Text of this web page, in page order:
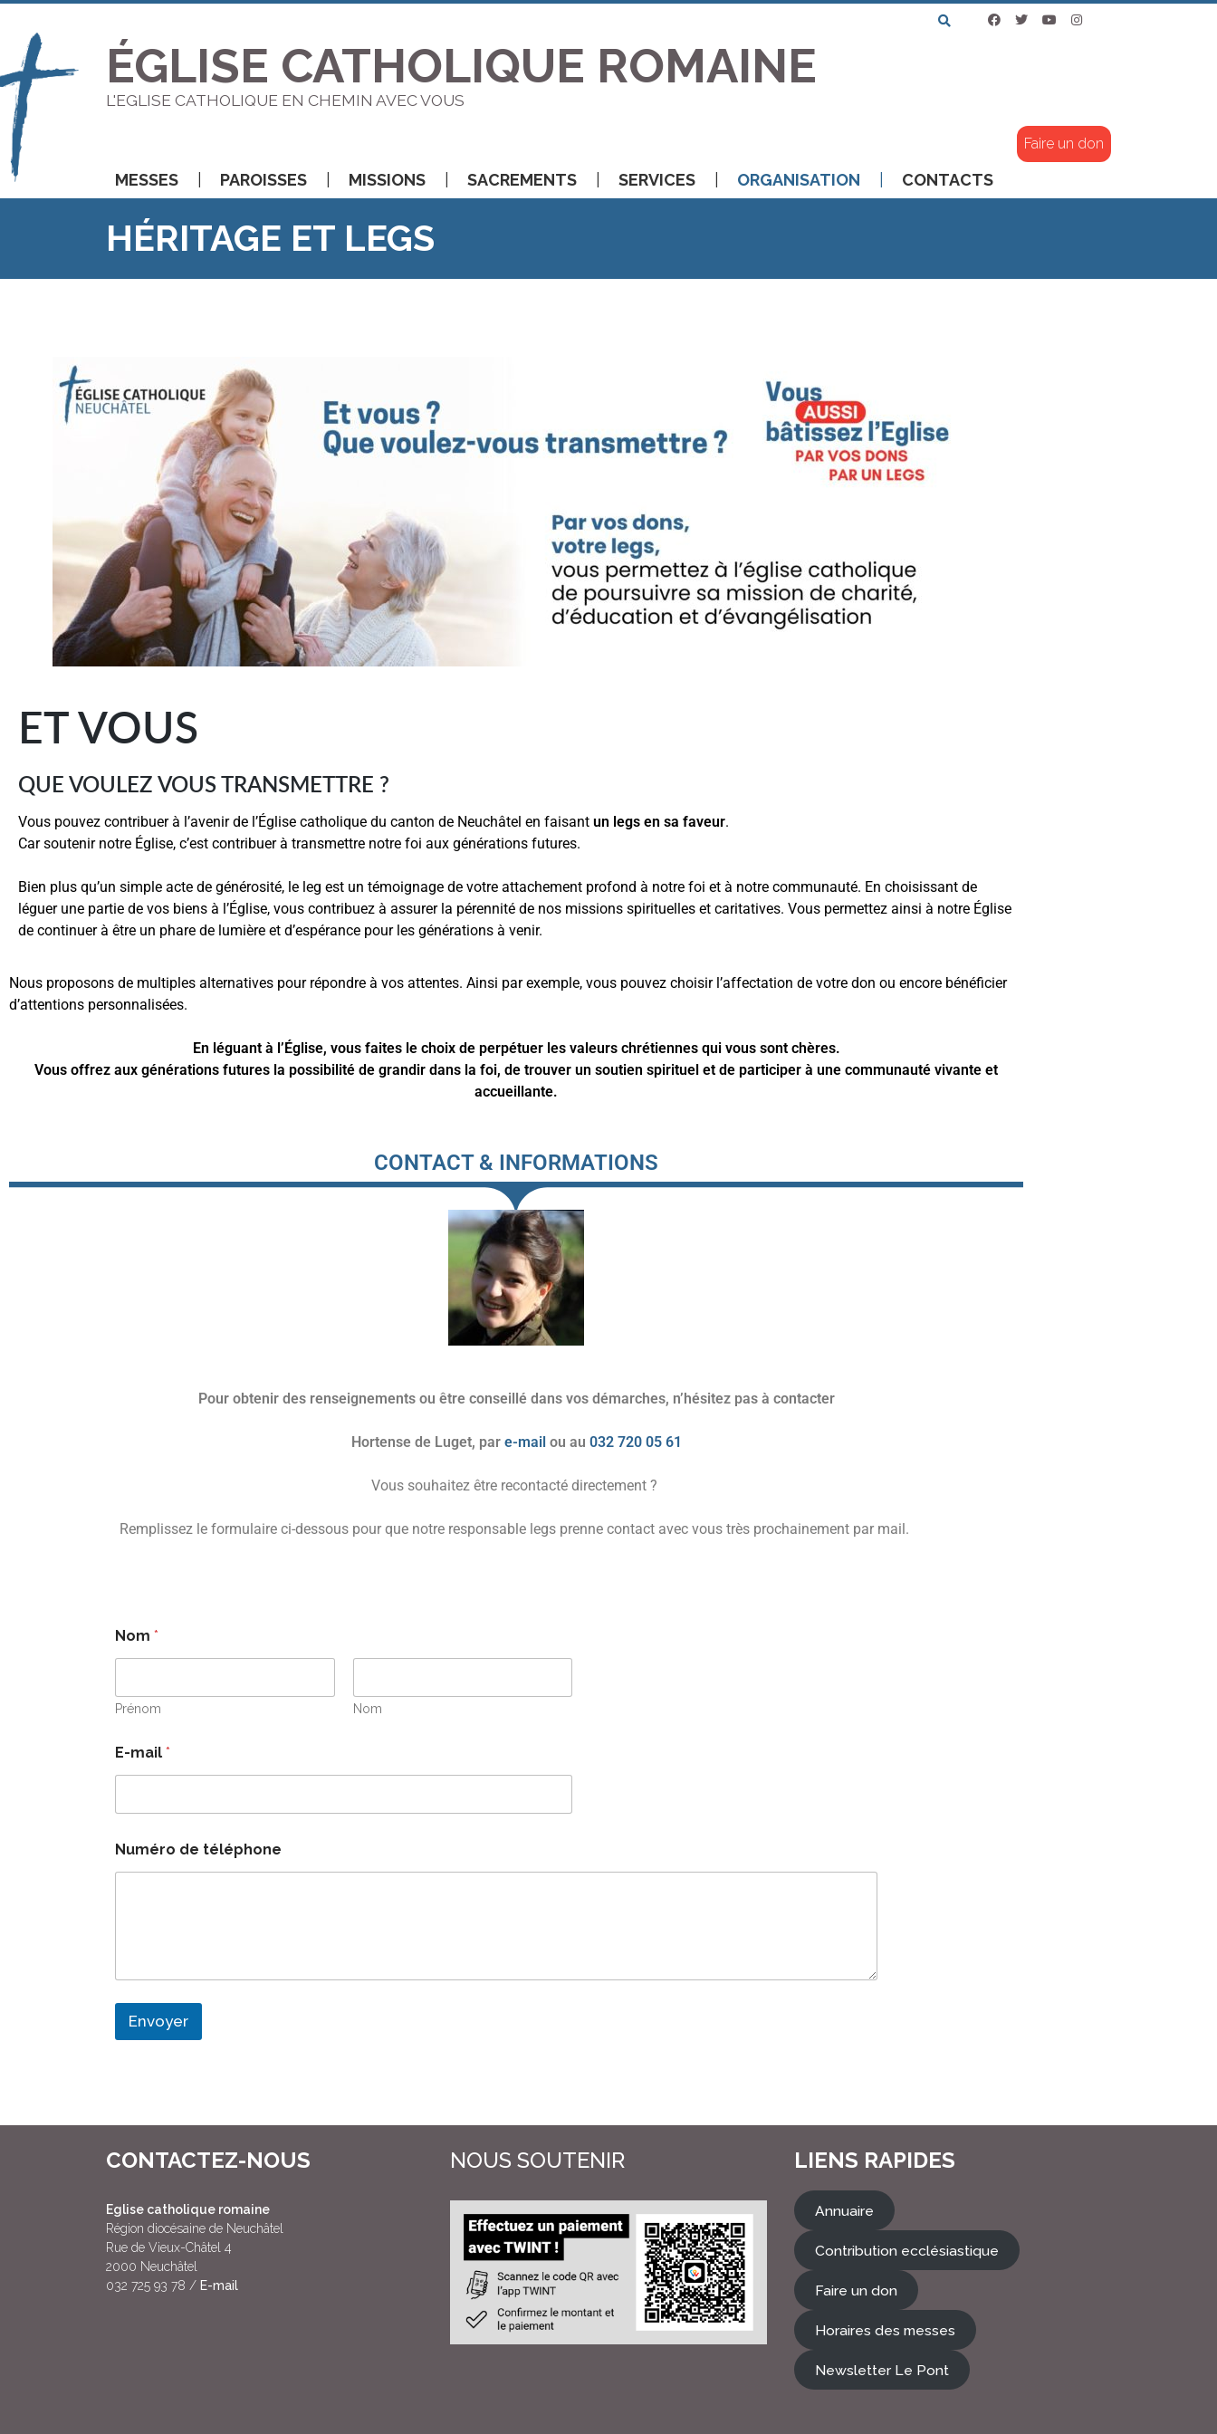
ÉGLISE CATHOLIQUE ROMAINE
L'EGLISE CATHOLIQUE EN CHEMIN AVEC VOUS
Faire un don
MESSES PAROISSES MISSIONS SACREMENTS SERVICES ORGANISATION CONTACTS
HÉRITAGE ET LEGS
ET VOUS
QUE VOULEZ VOUS TRANSMETTRE ?
Vous pouvez contribuer à l’avenir de l’Église catholique du canton de Neuchâtel en faisant un legs en sa faveur.
Car soutenir notre Église, c’est contribuer à transmettre notre foi aux générations futures.
Bien plus qu’un simple acte de générosité, le leg est un témoignage de votre attachement profond à notre foi et à notre communauté. En choisissant de
léguer une partie de vos biens à l’Église, vous contribuez à assurer la pérennité de nos missions spirituelles et caritatives. Vous permettez ainsi à notre Église
de continuer à être un phare de lumière et d’espérance pour les générations à venir.
Nous proposons de multiples alternatives pour répondre à vos attentes. Ainsi par exemple, vous pouvez choisir l’affectation de votre don ou encore bénéficier
d’attentions personnalisées.
En léguant à l’Église, vous faites le choix de perpétuer les valeurs chrétiennes qui vous sont chères.
Vous offrez aux générations futures la possibilité de grandir dans la foi, de trouver un soutien spirituel et de participer à une communauté vivante et
accueillante.
CONTACT & INFORMATIONS
Pour obtenir des renseignements ou être conseillé dans vos démarches, n’hésitez pas à contacter
Hortense de Luget, par e-mail ou au 032 720 05 61
Vous souhaitez être recontacté directement ?
Remplissez le formulaire ci-dessous pour que notre responsable legs prenne contact avec vous très prochainement par mail.
Nom *
Prénom Nom
o
m
é
é
p
h
E-mail *
Numéro de téléphone
Envoyer
a
v
e
:
CONTACTEZ-NOUS
Eglise catholique romaine
Région diocésaine de Neuchâtel
Rue de Vieux-Châtel 4
2000 Neuchâtel
032 725 93 78 / E-mail
NOUS SOUTENIR LIENS RAPIDES
Annuaire
Contribution ecclésiastique
Faire un don
Horaires des messes
Newsletter Le Pont